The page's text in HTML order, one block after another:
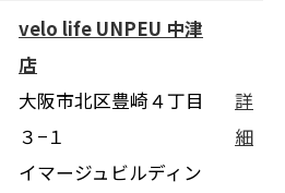
velo life UNPEU 中津
店
大阪市北区豊崎４丁目
３−１
イマージュビルディン
詳
細